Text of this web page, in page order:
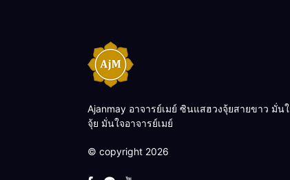
Ajanmay อาจารย์เมย์ ซินแสฮวงจุ้ยสายขาว มั่น
จุ้ย มั่นใจอาจารย์เมย์
© copyright 2026